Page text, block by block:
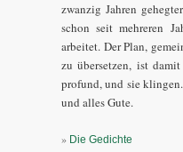
zwanzig Jahren
schon seit mehreren
arbeitet. Der Plan,
zu übersetzen, ist
profund, und sie
und alles Gute.
» Die Gedichte